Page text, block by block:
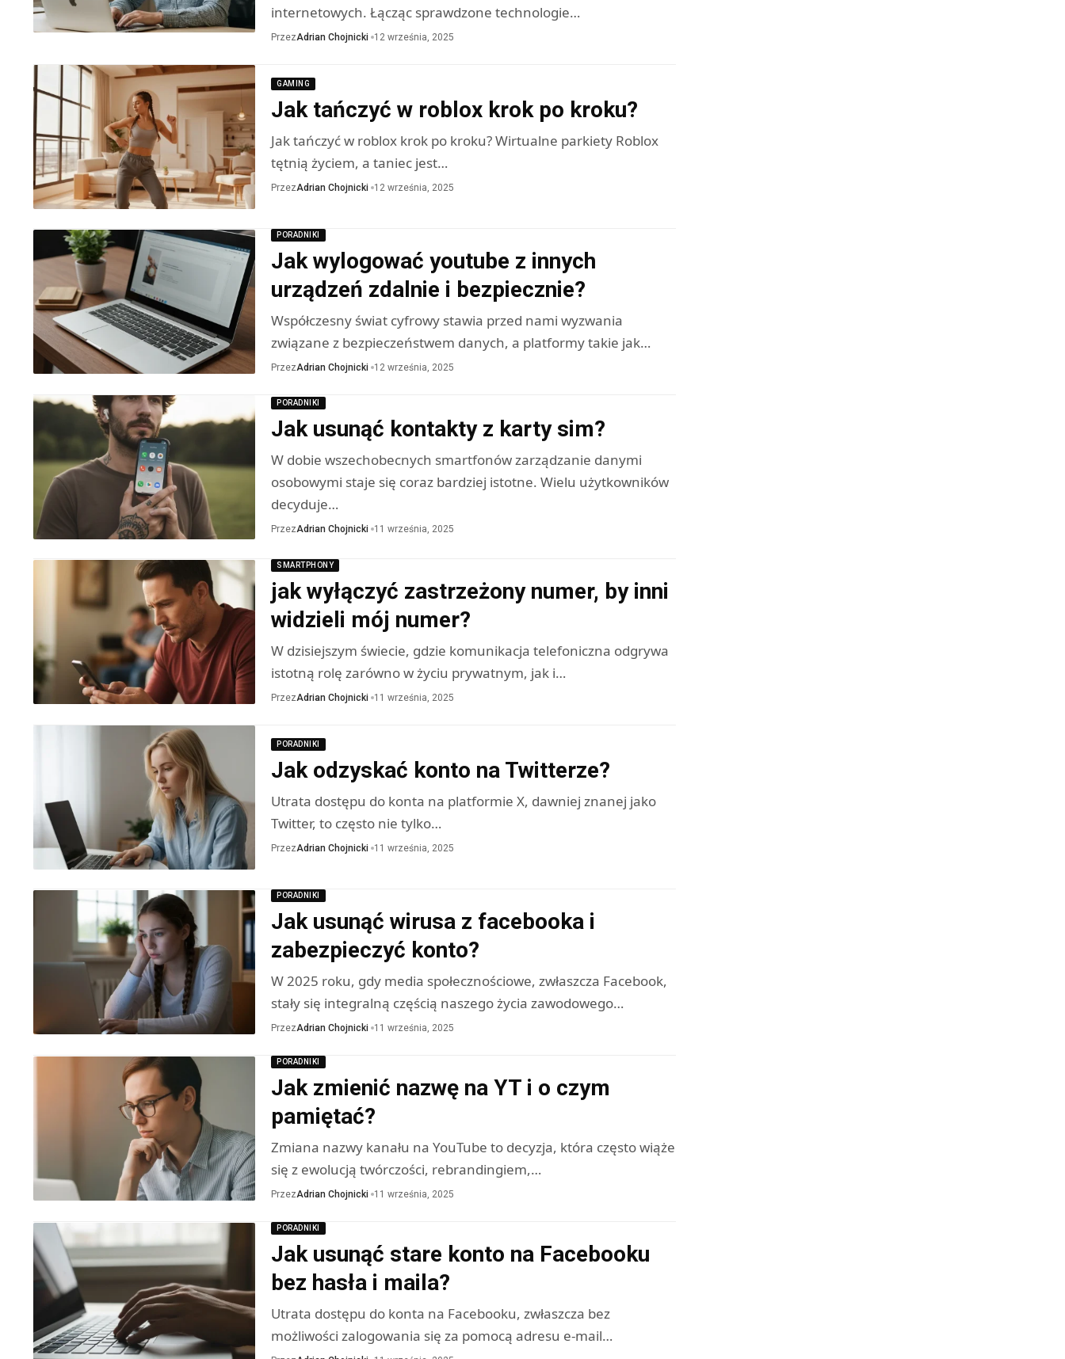
internetowych. Łącząc sprawdzone technologie…
PrzezAdrian Chojnicki 12 września, 2025
GAMING
Jak tańczyć w roblox krok po kroku?
Jak tańczyć w roblox krok po kroku? Wirtualne parkiety Roblox
tętnią życiem, a taniec jest…
PrzezAdrian Chojnicki 12 września, 2025
PORADNIKI
Jak wylogować youtube z innych
urządzeń zdalnie i bezpiecznie?
Współczesny świat cyfrowy stawia przed nami wyzwania
związane z bezpieczeństwem danych, a platformy takie jak…
PrzezAdrian Chojnicki 12 września, 2025
PORADNIKI
Jak usunąć kontakty z karty sim?
W dobie wszechobecnych smartfonów zarządzanie danymi
osobowymi staje się coraz bardziej istotne. Wielu użytkowników
decyduje…
PrzezAdrian Chojnicki 11 września, 2025
SMARTPHONY
jak wyłączyć zastrzeżony numer, by inni
widzieli mój numer?
W dzisiejszym świecie, gdzie komunikacja telefoniczna odgrywa
istotną rolę zarówno w życiu prywatnym, jak i…
PrzezAdrian Chojnicki 11 września, 2025
PORADNIKI
Jak odzyskać konto na Twitterze?
Utrata dostępu do konta na platformie X, dawniej znanej jako
Twitter, to często nie tylko…
PrzezAdrian Chojnicki 11 września, 2025
PORADNIKI
Jak usunąć wirusa z facebooka i
zabezpieczyć konto?
W 2025 roku, gdy media społecznościowe, zwłaszcza Facebook,
stały się integralną częścią naszego życia zawodowego…
PrzezAdrian Chojnicki 11 września, 2025
PORADNIKI
Jak zmienić nazwę na YT i o czym
pamiętać?
Zmiana nazwy kanału na YouTube to decyzja, która często wiąże
się z ewolucją twórczości, rebrandingiem,…
PrzezAdrian Chojnicki 11 września, 2025
PORADNIKI
Jak usunąć stare konto na Facebooku
bez hasła i maila?
Utrata dostępu do konta na Facebooku, zwłaszcza bez
możliwości zalogowania się za pomocą adresu e-mail…